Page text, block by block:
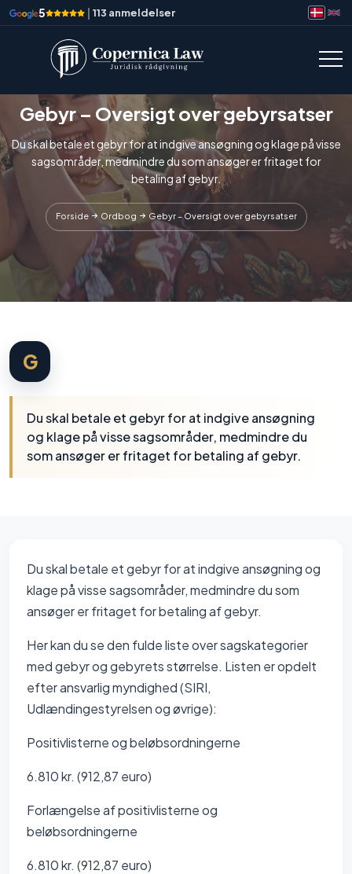
5 | 113 anmeldelser
Gebyr – Oversigt over gebyrsatser
Du skal betale et gebyr for at indgive ansøgning og klage på visse
sagsområder, medmindre du som ansøger er fritaget for
betaling af gebyr.
Forside Ordbog Gebyr – Oversigt over gebyrsatser
G
Du skal betale et gebyr for at indgive ansøgning
og klage på visse sagsområder, medmindre du
som ansøger er fritaget for betaling af gebyr.
Du skal betale et gebyr for at indgive ansøgning og
klage på visse sagsområder, medmindre du som
ansøger er fritaget for betaling af gebyr.
Her kan du se den fulde liste over sagskategorier
med gebyr og gebyrets størrelse. Listen er opdelt
efter ansvarlig myndighed (SIRI,
Udlændingestyrelsen og øvrige):
Positivlisterne og beløbsordningerne
6.810 kr. (912,87 euro)
Forlængelse af positivlisterne og
beløbsordningerne
6.810 kr. (912,87 euro)